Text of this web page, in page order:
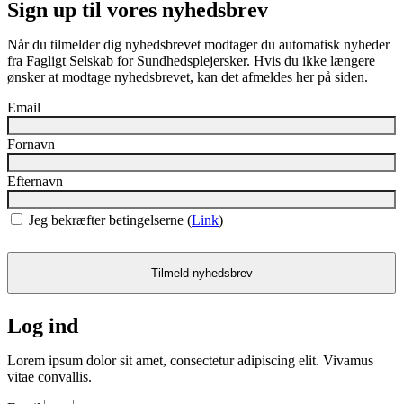
Sign up til vores nyhedsbrev
Når du tilmelder dig nyhedsbrevet modtager du automatisk nyheder
fra Fagligt Selskab for Sundhedsplejersker. Hvis du ikke længere
ønsker at modtage nyhedsbrevet, kan det afmeldes her på siden.
Email
Fornavn
Efternavn
Jeg bekræfter betingelserne (Link)
Log ind
Lorem ipsum dolor sit amet, consectetur adipiscing elit. Vivamus
vitae convallis.